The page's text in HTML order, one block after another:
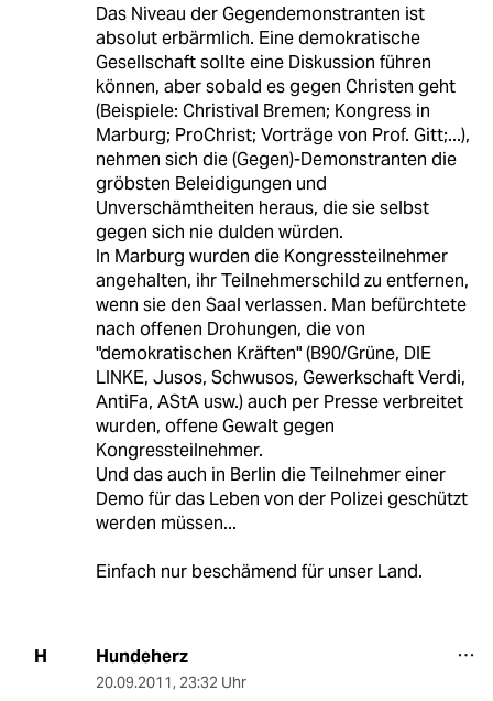
Das Niveau der Gegendemonstranten ist
absolut erbärmlich. Eine demokratische
Gesellschaft sollte eine Diskussion führen
können, aber sobald es gegen Christen geht
(Beispiele: Christival Bremen; Kongress in
Marburg; ProChrist; Vorträge von Prof. Gitt;...),
nehmen sich die (Gegen)-Demonstranten die
gröbsten Beleidigungen und
Unverschämtheiten heraus, die sie selbst
gegen sich nie dulden würden.
In Marburg wurden die Kongressteilnehmer
angehalten, ihr Teilnehmerschild zu entfernen,
wenn sie den Saal verlassen. Man befürchtete
nach offenen Drohungen, die von
"demokratischen Kräften" (B90/Grüne, DIE
LINKE, Jusos, Schwusos, Gewerkschaft Verdi,
AntiFa, AStA usw.) auch per Presse verbreitet
wurden, offene Gewalt gegen
Kongressteilnehmer.
Und das auch in Berlin die Teilnehmer einer
Demo für das Leben von der Polizei geschützt
werden müssen...
Einfach nur beschämend für unser Land.
H Hundeherz
20.09.2011, 23:32 Uhr